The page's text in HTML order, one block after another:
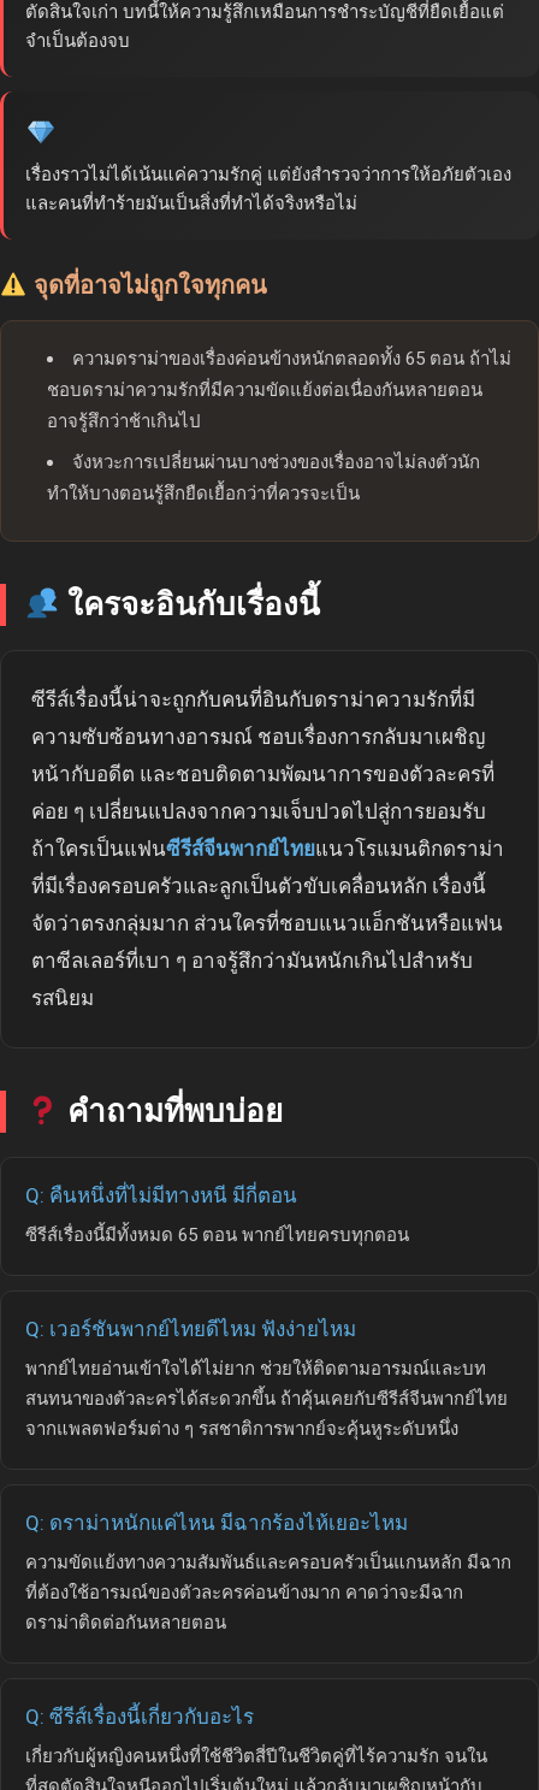
ตัดสินใจเก่า บทนี้ให้ความรู้สึกเหมือนการชำระบัญชีที่ยืดเยื้อแต่
จำเป็นต้องจบ
เรื่องราวไม่ได้เน้นแค่ความรักคู่ แต่ยังสำรวจว่าการให้อภัยตัวเอง
และคนที่ทำร้ายมันเป็นสิ่งที่ทำได้จริงหรือไม่
จุดที่อาจไม่ถูกใจทุกคน
ความดราม่าของเรื่องค่อนข้างหนักตลอดทั้ง 65 ตอน ถ้าไม่
ชอบดราม่าความรักที่มีความขัดแย้งต่อเนื่องกันหลายตอน
อาจรู้สึกว่าช้าเกินไป
จังหวะการเปลี่ยนผ่านบางช่วงของเรื่องอาจไม่ลงตัวนัก
ทำให้บางตอนรู้สึกยืดเยื้อกว่าที่ควรจะเป็น
ใครจะอินกับเรื่องนี้
ซีรีส์เรื่องนี้น่าจะถูกกับคนที่อินกับดราม่าความรักที่มี
ความซับซ้อนทางอารมณ์ ชอบเรื่องการกลับมาเผชิญ
หน้ากับอดีต และชอบติดตามพัฒนาการของตัวละครที่
ค่อย ๆ เปลี่ยนแปลงจากความเจ็บปวดไปสู่การยอมรับ
ถ้าใครเป็นแฟนซีรีส์จีนพากย์ไทยแนวโรแมนติกดราม่า
ที่มีเรื่องครอบครัวและลูกเป็นตัวขับเคลื่อนหลัก เรื่องนี้
จัดว่าตรงกลุ่มมาก ส่วนใครที่ชอบแนวแอ็กชันหรือแฟน
ตาซีลเลอร์ที่เบา ๆ อาจรู้สึกว่ามันหนักเกินไปสำหรับ
รสนิยม
คำถามที่พบบ่อย
Q: คืนหนึ่งที่ไม่มีทางหนี มีกี่ตอน
ซีรีส์เรื่องนี้มีทั้งหมด 65 ตอน พากย์ไทยครบทุกตอน
Q: เวอร์ชันพากย์ไทยดีไหม ฟังง่ายไหม
พากย์ไทยอ่านเข้าใจได้ไม่ยาก ช่วยให้ติดตามอารมณ์และบท
สนทนาของตัวละครได้สะดวกขึ้น ถ้าคุ้นเคยกับซีรีส์จีนพากย์ไทย
จากแพลตฟอร์มต่าง ๆ รสชาติการพากย์จะคุ้นหูระดับหนึ่ง
Q: ดราม่าหนักแค่ไหน มีฉากร้องไห้เยอะไหม
ความขัดแย้งทางความสัมพันธ์และครอบครัวเป็นแกนหลัก มีฉาก
ที่ต้องใช้อารมณ์ของตัวละครค่อนข้างมาก คาดว่าจะมีฉาก
ดราม่าติดต่อกันหลายตอน
Q: ซีรีส์เรื่องนี้เกี่ยวกับอะไร
เกี่ยวกับผู้หญิงคนหนึ่งที่ใช้ชีวิตสี่ปีในชีวิตคู่ที่ไร้ความรัก จนใน